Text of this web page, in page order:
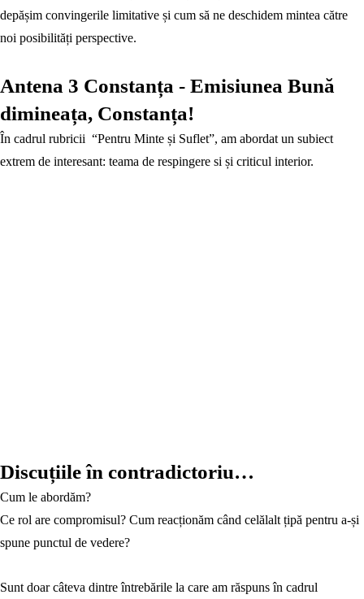
depășim convingerile limitative și cum să ne deschidem mintea către
noi posibilități perspective.
Antena 3 Constanța - Emisiunea Bună
dimineața, Constanța!
În cadrul rubricii “Pentru Minte și Suflet”, am abordat un subiect
extrem de interesant: teama de respingere si și criticul interior.
Discuțiile în contradictoriu…
Cum le abordăm?
Ce rol are compromisul? Cum reacționăm când celălalt țipă pentru a-și
spune punctul de vedere?
Sunt doar câteva dintre întrebările la care am răspuns în cadrul